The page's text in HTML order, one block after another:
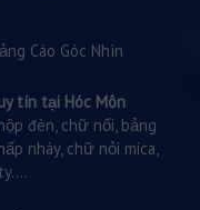
Cáo Góc Nhìn
tín tại Hóc Môn
đèn, chữ nổi, bảng
nháy, chữ nỏi mica,